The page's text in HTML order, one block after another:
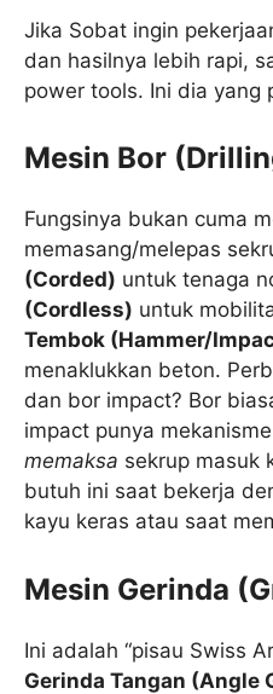
Jika Sobat ingin
dan hasilnya lebih rapi,
power tools. Ini dia yang
Mesin Bor
Fungsinya bukan cuma
memasang/melepas
(Corded) untuk tenaga
(Cordless) untuk
Tembok (Hammer/
menaklukkan beton.
dan bor impact? Bor
impact punya
memaksa sekrup masuk
butuh ini saat bekerja
kayu keras atau saat
Mesin Gerinda
Ini adalah “pisau Swiss
Gerinda Tangan (Angle